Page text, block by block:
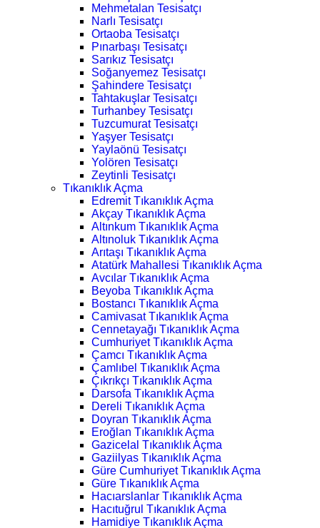
Mehmetalan Tesisatçı
Narlı Tesisatçı
Ortaoba Tesisatçı
Pınarbaşı Tesisatçı
Sarıkız Tesisatçı
Soğanyemez Tesisatçı
Şahindere Tesisatçı
Tahtakuşlar Tesisatçı
Turhanbey Tesisatçı
Tuzcumurat Tesisatçı
Yaşyer Tesisatçı
Yaylaönü Tesisatçı
Yolören Tesisatçı
Zeytinli Tesisatçı
Tıkanıklık Açma
Edremit Tıkanıklık Açma
Akçay Tıkanıklık Açma
Altınkum Tıkanıklık Açma
Altınoluk Tıkanıklık Açma
Arıtaşı Tıkanıklık Açma
Atatürk Mahallesi Tıkanıklık Açma
Avcılar Tıkanıklık Açma
Beyoba Tıkanıklık Açma
Bostancı Tıkanıklık Açma
Camivasat Tıkanıklık Açma
Cennetayağı Tıkanıklık Açma
Cumhuriyet Tıkanıklık Açma
Çamcı Tıkanıklık Açma
Çamlıbel Tıkanıklık Açma
Çıkrıkçı Tıkanıklık Açma
Darsofa Tıkanıklık Açma
Dereli Tıkanıklık Açma
Doyran Tıkanıklık Açma
Eroğlan Tıkanıklık Açma
Gazicelal Tıkanıklık Açma
Gaziilyas Tıkanıklık Açma
Güre Cumhuriyet Tıkanıklık Açma
Güre Tıkanıklık Açma
Hacıarslanlar Tıkanıklık Açma
Hacıtuğrul Tıkanıklık Açma
Hamidiye Tıkanıklık Açma